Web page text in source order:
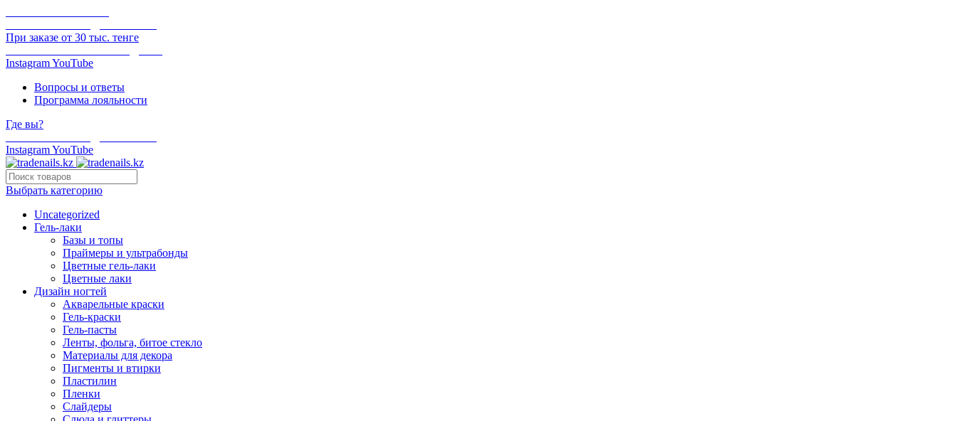
При заказе от 30 тыс. тенге
InstagramYouTube
Вопросы и ответы
Программа лояльности
Где вы?
InstagramYouTube
Выбрать категорию
Uncategorized
Гель-лаки
Базы и топы
Праймеры и ультрабонды
Цветные гель-лаки
Цветные лаки
Дизайн ногтей
Акварельные краски
Гель-краски
Гель-пасты
Ленты, фольга, битое стекло
Материалы для декора
Пигменты и втирки
Пластилин
Пленки
Слайдеры